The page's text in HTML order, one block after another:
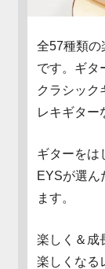
全57種類の
です。ギタ
クラシック
レキギター
ギターをは
EYSが選ん
ます。
楽しく＆成
楽しくなる